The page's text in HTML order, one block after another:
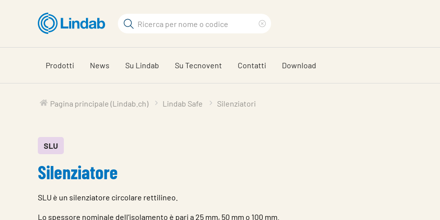
visionare
carrello
Cerca
di
ricerca
Prodotti News Su Lindab Su Tecnovent Contatti Download
Pagina principale (Lindab.ch) Lindab Safe Silenziatori
SLU
Silenziatore
SLU è un silenziatore circolare rettilineo.
Lo spessore nominale dell'isolamento è pari a 25 mm, 50 mm o 100 mm.